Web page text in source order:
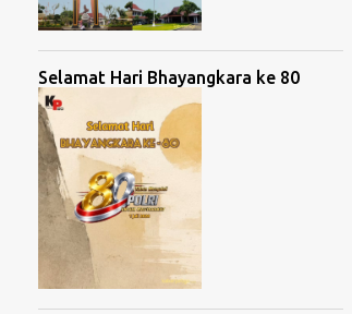
Selamat Hari Bhayangkara ke 80